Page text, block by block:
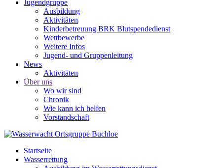
Jugendgruppe
Ausbildung
Aktivitäten
Kinderbetreuung BRK Blutspendedienst
Wettbewerbe
Weitere Infos
Jugend- und Gruppenleitung
News
Aktivitäten
Über uns
Wo wir sind
Chronik
Wie kann ich helfen
Vorstandschaft
Startseite
Wasserrettung